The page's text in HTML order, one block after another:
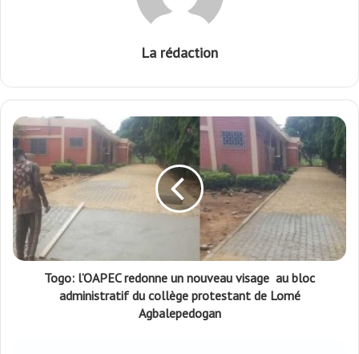
La rédaction
Togo: l’OAPEC redonne un nouveau visage au bloc
administratif du collège protestant de Lomé
Agbalepedogan